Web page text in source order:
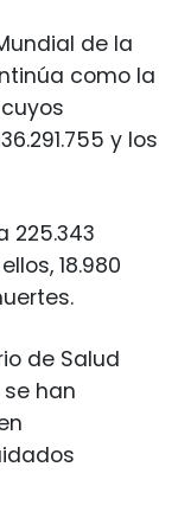
de la
como la
y los
225.343
18.980
de Salud
han